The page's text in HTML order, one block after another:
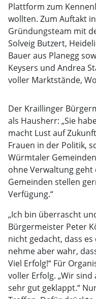
Plattform zum
wollten. Zum Auftakt
Gründungsteam mit
Solveig Butzert,
Bauer aus Planegg
Keysers und Andrea
voller Marktstände,
Der Kraillinger
als Hausherr: „Sie
macht Lust auf
Frauen in der Politik,
Würmtaler
ohne Verwaltung geht
Gemeinden stellen
Verfügung.“
„Ich bin überrascht
Bürgermeister Peter
nicht gedacht, dass
nehme aber wahr,
Viel Erfolg!“ Für
voller Erfolg. „Wir
sehr gut geklappt.“